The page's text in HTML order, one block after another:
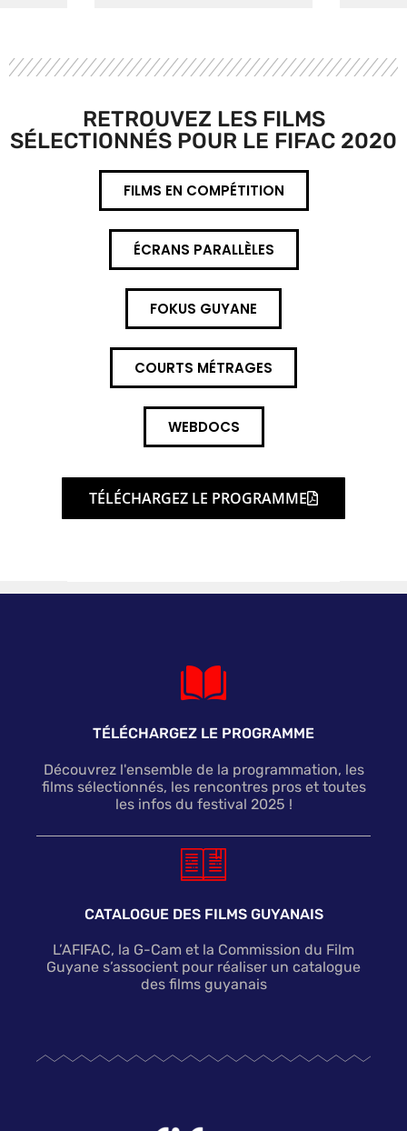
RETROUVEZ LES FILMS
SÉLECTIONNÉS POUR LE FIFAC 2020
FILMS EN COMPÉTITION
ÉCRANS PARALLÈLES
FOKUS GUYANE
COURTS MÉTRAGES
WEBDOCS
TÉLÉCHARGEZ LE PROGRAMME
TÉLÉCHARGEZ LE PROGRAMME
Découvrez l'ensemble de la programmation, les
films sélectionnés, les rencontres pros et toutes
les infos du festival 2025 !
CATALOGUE DES FILMS GUYANAIS
L’AFIFAC, la G-Cam et la Commission du Film
Guyane s’associent pour réaliser un catalogue
des films guyanais